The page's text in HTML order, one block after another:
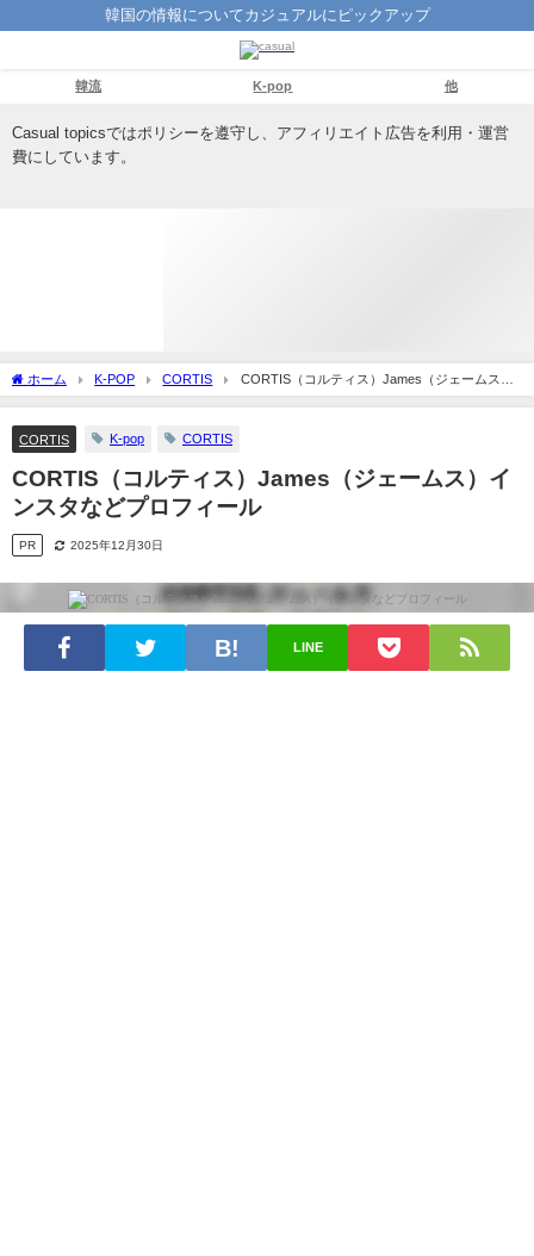
韓国の情報についてカジュアルにピックアップ
韓流 K-pop 他
Casual topicsではポリシーを遵守し、アフィリエイト広告を利用・運営
費にしています。
ホーム K-POP CORTIS
CORTIS（コルティス）James（ジェームス）
インスタなどプロフィール
CORTIS K-pop CORTIS
CORTIS（コルティス）James（ジェームス）イ
ンスタなどプロフィール
PR 2025年12月30日
LINE